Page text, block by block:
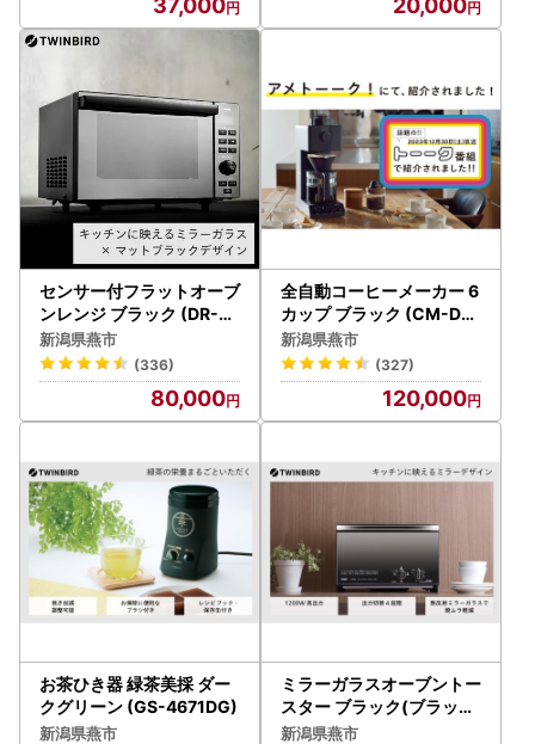
センサー付フラットオーブ
ンレンジ ブラック (DR-E8
57B)
新潟県燕市
(336)
80,000
全自動コーヒーメーカー 6
カップ ブラック (CM-D4
65B)
新潟県燕市
(327)
120,000
お茶ひき器 緑茶美採 ダー
クグリーン (GS-4671DG)
新潟県燕市
ミラーガラスオーブントー
スター ブラック(ブラック
ミラー) (TS-D048B)
新潟県燕市